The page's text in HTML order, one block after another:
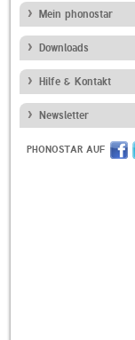
Mein phonostar
Downloads
Hilfe & Kontakt
Newsletter
PHONOSTAR AUF